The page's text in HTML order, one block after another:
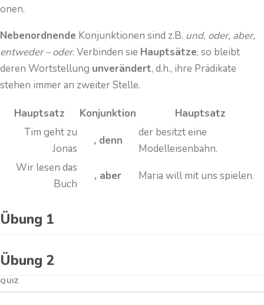
onen.
Neben­ordnende Kon­junk­ti­onen sind z.B. und, oder, aber,
entweder – oder. Ver­binden sie Haupt­sätze, so bleibt
deren Wort­stellung un­ver­ändert, d.h., ihre Prädikate
stehen immer an zweiter Stelle.
Hauptsatz Konjunktion
Hauptsatz
Tim geht zu
Jonas
, denn
der besitzt eine
Modelleisenbahn.
Wir lesen das
Buch
, aber Maria will mit uns spielen.
Übung 1
Übung 2
QUIZ